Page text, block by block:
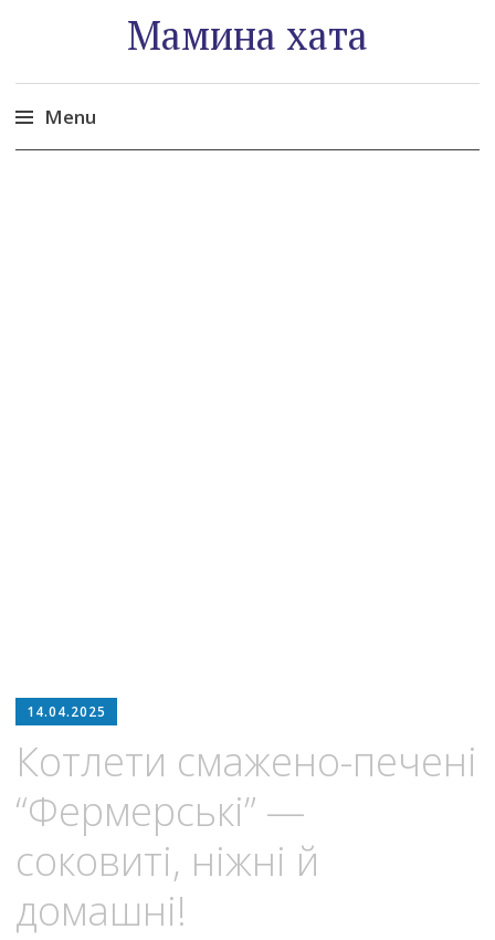
Мамина хата
Menu
14.04.2025
Котлети смажено-печені
“Фермерські” —
соковиті, ніжні й
домашні!